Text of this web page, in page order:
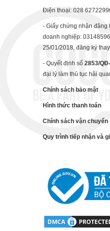
Điện thoại: 028
- Giấy chứng nhận đăng
doanh nghiệp:
25/01/2018, đăng ký
- Quyết định số 2853/
đại lý làm thủ tục hải
Chính sách bảo mật
Hình thức thanh toán
Chính sách vận chuyển
Quy trình tiếp nhận và